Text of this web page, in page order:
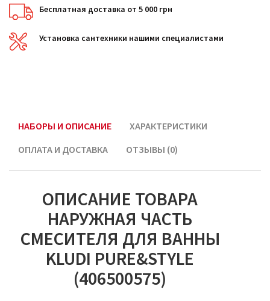
Бесплатная доставка от 5 000 грн
Установка сантехники нашими специалистами
НАБОРЫ И ОПИСАНИЕ
ХАРАКТЕРИСТИКИ
ОПЛАТА И ДОСТАВКА
ОТЗЫВЫ (0)
ОПИСАНИЕ ТОВАРА
НАРУЖНАЯ ЧАСТЬ
СМЕСИТЕЛЯ ДЛЯ ВАННЫ
KLUDI PURE&STYLE
(406500575)